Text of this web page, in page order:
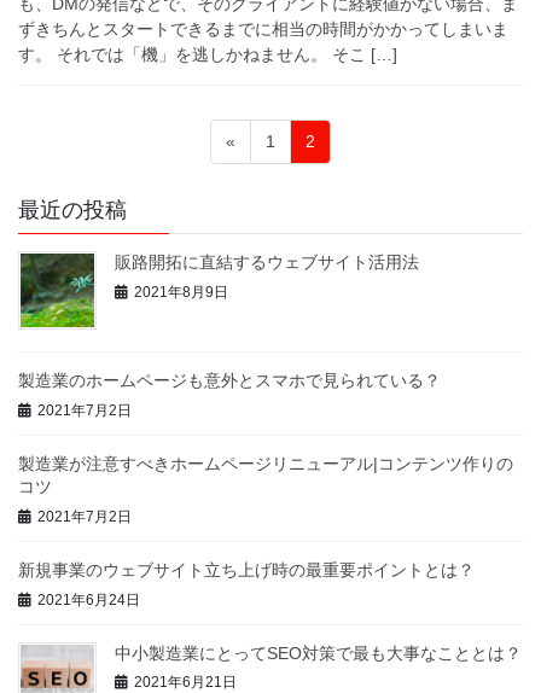
も、DMの発信などで、そのクライアントに経験値がない場合、ま
ずきちんとスタートできるまでに相当の時間がかかってしまいま
す。 それでは「機」を逃しかねません。 そこ […]
ナ
ビ
ゲ
ー
ョ
ン
«
固
定
ジ
1
固
定
ジ
2
最近の投稿
販路開拓に直結するウェブサイト活用法
2021年8月9日
製造業のホームページも意外とスマホで見られている？
2021年7月2日
製造業が注意すべきホームページリニューアル|コンテンツ作りの
コツ
2021年7月2日
新規事業のウェブサイト立ち上げ時の最重要ポイントとは？
2021年6月24日
中小製造業にとってSEO対策で最も大事なこととは？
2021年6月21日